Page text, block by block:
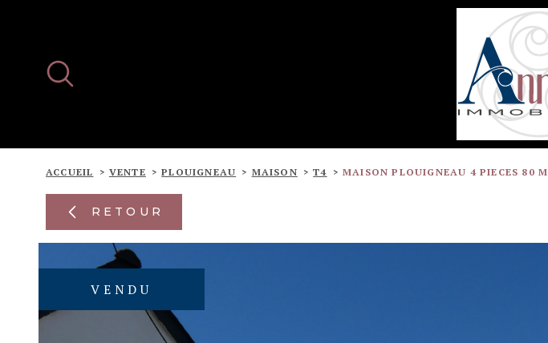
recherche
principal
ACCUEIL VENTE PLOUIGNEAU MAISON T4 MAISON PLOUIGNEAU 4 PIECES 80 M
RETOUR
VENDU